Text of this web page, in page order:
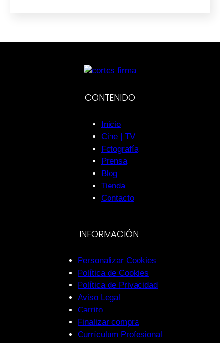
CONTENIDO
Inicio
Cine | TV
Fotografía
Prensa
Blog
Tienda
Contacto
INFORMACIÓN
Personalizar Cookies
Política de Cookies
Política de Privacidad
Aviso Legal
Carrito
Finalizar compra
Currículum Profesional